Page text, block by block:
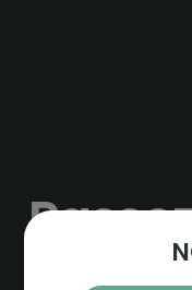
Ne perdez plus
découvrir nos